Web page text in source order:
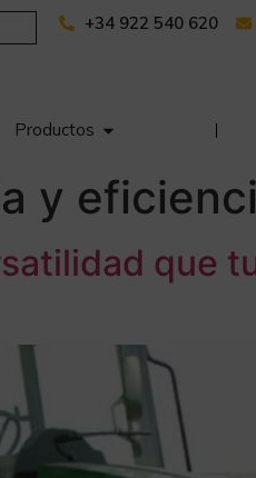
+34 922 540 620
Productos
y
que